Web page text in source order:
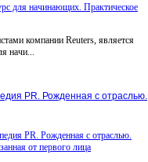
компании Reuters, является
начи...
PR. Рожденная с отраслью.